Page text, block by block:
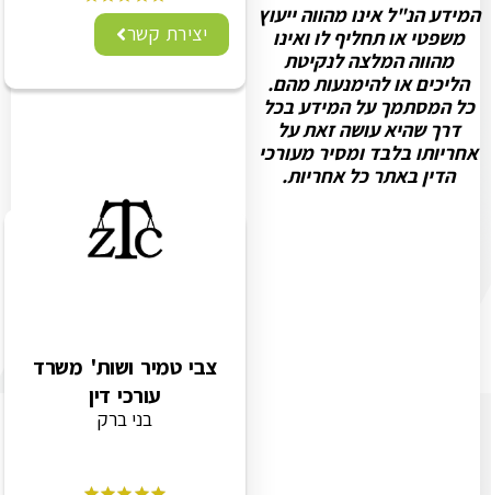
המידע הנ"ל אינו מהווה ייעוץ
משפטי או תחליף לו ואינו
מהווה המלצה לנקיטת
הליכים או להימנעות מהם.
כל המסתמך על המידע בכל
דרך שהיא עושה זאת על
אחריותו בלבד ומסיר מעורכי
הדין באתר כל אחריות.
יצירת קשר
צבי טמיר ושות' משרד
עורכי דין
בני ברק